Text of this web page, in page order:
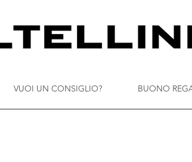
VUOI UN CONSIGLIO? BUONO